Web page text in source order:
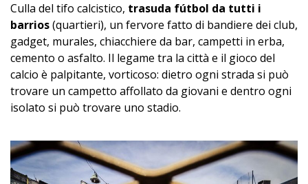
Culla del tifo calcistico, trasuda fútbol da tutti i
barrios(quartieri), un fervore fatto di bandiere dei club,
gadget, murales, chiacchiere da bar, campetti in erba,
cemento o asfalto. Il legame tra la città e il gioco del
calcio è palpitante, vorticoso: dietro ogni strada si può
trovare un campetto affollato da giovani e dentro ogni
isolato si può trovare uno stadio.